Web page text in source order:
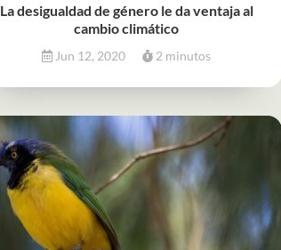
La desigualdad de género le da ventaja al
cambio climático
Jun 12, 2020 2 minutos